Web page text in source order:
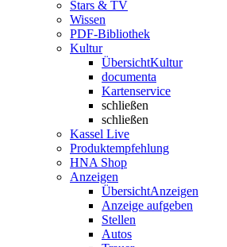
Stars & TV
Wissen
PDF-Bibliothek
Kultur
ÜbersichtKultur
documenta
Kartenservice
schließen
schließen
Kassel Live
Produktempfehlung
HNA Shop
Anzeigen
ÜbersichtAnzeigen
Anzeige aufgeben
Stellen
Autos